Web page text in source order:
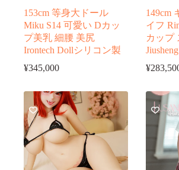
153cm 等身大ドール
Miku S14 可愛い Dカッ
プ美乳 細腰 美尻
Irontech Dollシリコン製
¥345,000
149cm
イフ
カップ
¥